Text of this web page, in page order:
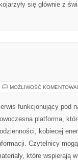
się głównie z
MOŻLIWOŚĆ
funkcjonujący pod
platforma,
kobiecej
Czytelnicy
które wspierają